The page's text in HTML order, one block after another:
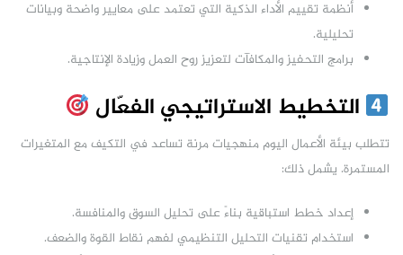
أنظمة تقييم الأداء الذكية التي تعتمد على معايير واضحة وبيانات
تحليلية.
برامج التحفيز والمكافآت لتعزيز روح العمل وزيادة الإنتاجية.
التخطيط الاستراتيجي الفعّال
تتطلب بيئة الأعمال اليوم منهجيات مرنة تساعد في التكيف مع المتغيرات
المستمرة. يشمل ذلك:
إعداد خطط استباقية بناءً على تحليل السوق والمنافسة.
استخدام تقنيات التحليل التنظيمي لفهم نقاط القوة والضعف.